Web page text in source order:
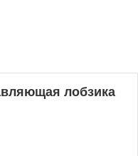
лобзика